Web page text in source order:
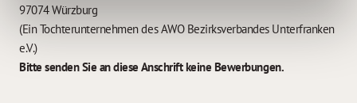
97074 Würzburg
(Ein Tochterunternehmen des AWO Bezirksverbandes Unterfranken
e.V.)
Bitte senden Sie an diese Anschrift keine Bewerbungen.